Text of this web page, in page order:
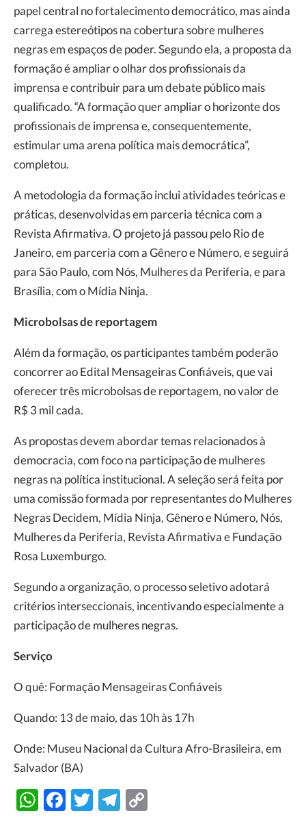
papel central no fortalecimento democrático, mas ainda
carrega estereótipos na cobertura sobre mulheres
negras em espaços de poder. Segundo ela, a proposta da
formação é ampliar o olhar dos profissionais da
imprensa e contribuir para um debate público mais
qualificado. “A formação quer ampliar o horizonte dos
profissionais de imprensa e, consequentemente,
estimular uma arena política mais democrática”,
completou.
A metodologia da formação inclui atividades teóricas e
práticas, desenvolvidas em parceria técnica com a
Revista Afirmativa. O projeto já passou pelo Rio de
Janeiro, em parceria com a Gênero e Número, e seguirá
para São Paulo, com Nós, Mulheres da Periferia, e para
Brasília, com o Mídia Ninja.
Microbolsas de reportagem
Além da formação, os participantes também poderão
concorrer ao Edital Mensageiras Confiáveis, que vai
oferecer três microbolsas de reportagem, no valor de
R$ 3 mil cada.
As propostas devem abordar temas relacionados à
democracia, com foco na participação de mulheres
negras na política institucional. A seleção será feita por
uma comissão formada por representantes do Mulheres
Negras Decidem, Mídia Ninja, Gênero e Número, Nós,
Mulheres da Periferia, Revista Afirmativa e Fundação
Rosa Luxemburgo.
Segundo a organização, o processo seletivo adotará
critérios interseccionais, incentivando especialmente a
participação de mulheres negras.
Serviço
O quê: Formação Mensageiras Confiáveis
Quando: 13 de maio, das 10h às 17h
Onde: Museu Nacional da Cultura Afro-Brasileira, em
Salvador (BA)
WhatsApp
Facebook
TwitterTelegram